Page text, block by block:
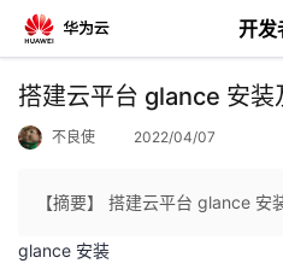
开发
返
搭建云平台 glance 安装
不良使 2022/04/07
【摘要】 搭建云平台 glance 安
glance 安装